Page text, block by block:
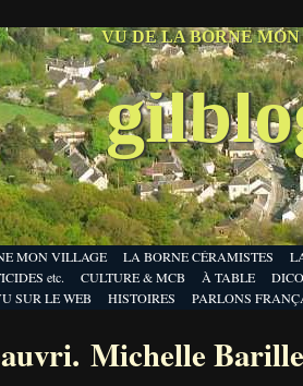
VU DE LA BORNE
MON VILLAGE LA BORNE CÉRAMISTES
etc. CULTURE & MCB À TABLE
SUR LE WEB HISTOIRES PARLONS
Michelle